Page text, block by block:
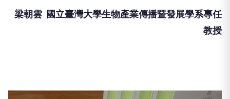
梁朝雲 國立臺灣大學生物產業傳播暨發展學系專任
教授